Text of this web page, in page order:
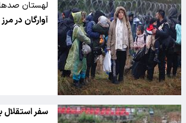
لهستان صدها
مرز بلاروس
آوارگان در
سفر استقلال